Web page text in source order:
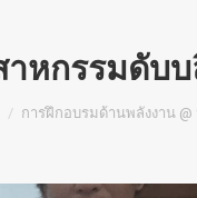
หกรรมดับ
การฝึกอบรมด้านพลังงาน